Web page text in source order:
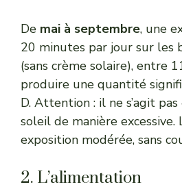
De mai à septembre, une
20 minutes par jour sur les
(sans crème solaire), entre
produire une quantité
D. Attention : il ne s’agit pas
soleil de manière excessive.
exposition modérée, sans
2. L’alimentation